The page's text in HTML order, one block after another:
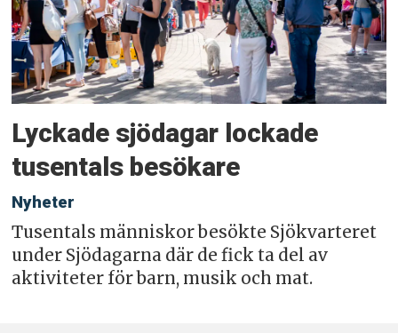
Lyckade sjödagar lockade
tusentals besökare
Nyheter
Tusentals människor besökte Sjökvarteret
under Sjödagarna där de fick ta del av
aktiviteter för barn, musik och mat.